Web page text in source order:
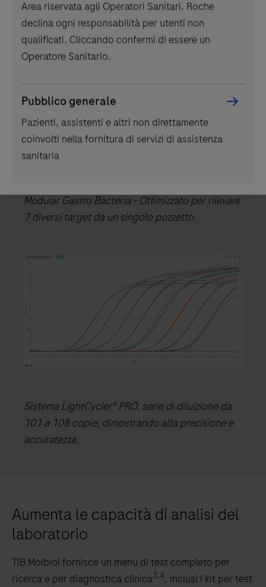
Modular Gastro Bacteria - Ottimizzato per rilevare
7 diversi target da un singolo pozzetto.
Sistema LightCycler® PRO, serie di diluizione da
101 a 108 copie, dimostrando alta precisione e
accuratezza.
Aumenta le capacità di analisi del
laboratorio
TIB Molbiol fornisce un menu di test completo per
ricerca e per diagnostica clinica3,4, inclusi i kit per test
component
Area riservata agli Operatori Sanitari. Roche
declina ogni responsabilità per utenti non
qualificati. Cliccando confermi di essere un
Operatore Sanitario.
Pubblico generale
Pazienti, assistenti e altri non direttamente
coinvolti nella fornitura di servizi di assistenza
sanitaria